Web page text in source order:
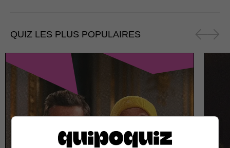
QUIZ LES PLUS POPULAIRES